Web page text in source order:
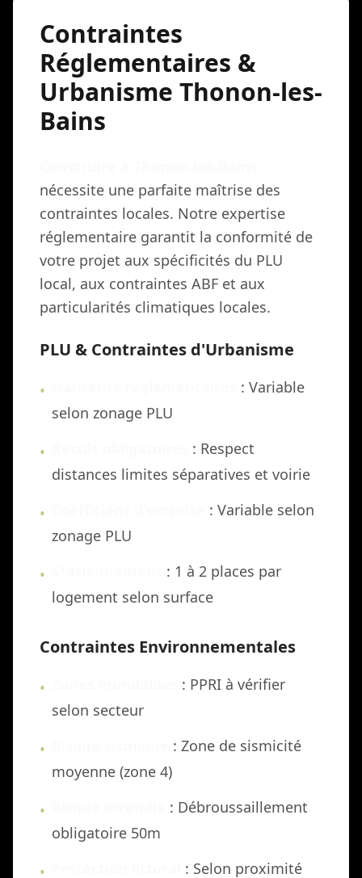
Contraintes
Réglementaires &
Urbanisme Thonon-les-
Bains
nécessite une parfaite maîtrise des
contraintes locales. Notre expertise
réglementaire garantit la conformité de
votre projet aux spécificités du PLU
local, aux contraintes ABF et aux
particularités climatiques locales.
PLU & Contraintes d'Urbanisme
•
: Variable
selon zonage PLU
•
: Respect
distances limites séparatives et voirie
•
: Variable selon
zonage PLU
•
: 1 à 2 places par
logement selon surface
Contraintes Environnementales
•
: PPRI à vérifier
selon secteur
•
: Zone de sismicité
moyenne (zone 4)
•
: Débroussaillement
obligatoire 50m
•
: Selon proximité